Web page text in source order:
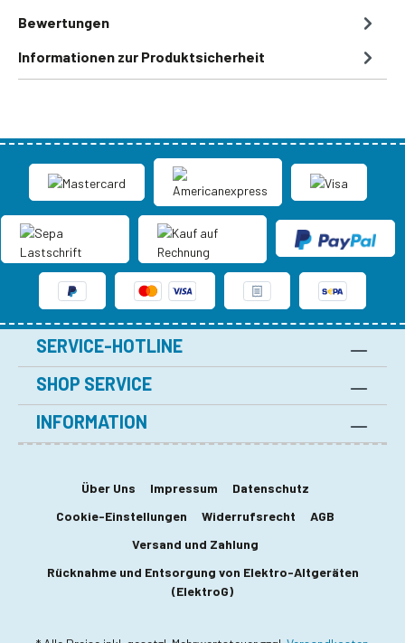
Bewertungen
Informationen zur Produktsicherheit
SERVICE-HOTLINE
SHOP SERVICE
INFORMATION
Über Uns Impressum
Datenschutz
Cookie-Einstellungen
Widerrufsrecht
AGB
Versand und Zahlung
Rücknahme und Entsorgung von Elektro-Altgeräten
(ElektroG)